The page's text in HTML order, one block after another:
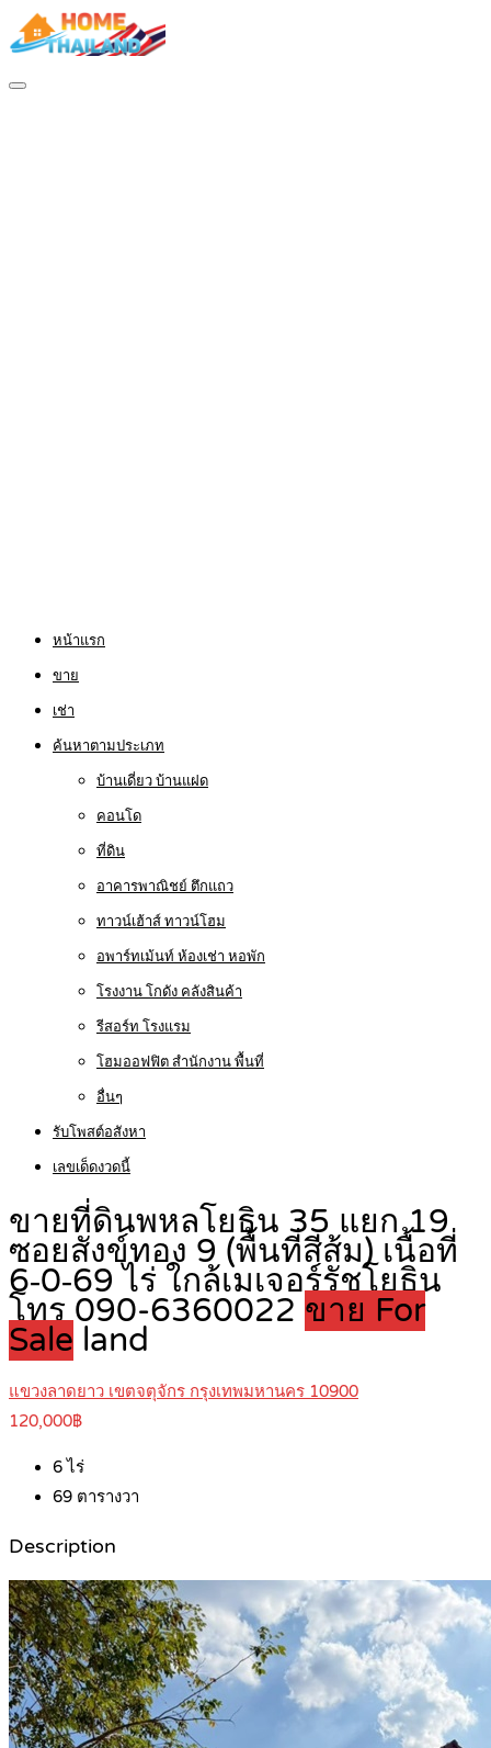
หน้าแรก
ขาย
เช่า
ค้นหาตามประเภท
บ้านเดี่ยว บ้านแฝด
คอนโด
ที่ดิน
อาคารพาณิชย์ ตึกแถว
ทาวน์เฮ้าส์ ทาวน์โฮม
อพาร์ทเม้นท์ ห้องเช่า หอพัก
โรงงาน โกดัง คลังสินค้า
รีสอร์ท โรงแรม
โฮมออฟฟิต สำนักงาน พื้นที่
อื่นๆ
รับโพสต์อสังหา
เลขเด็ดงวดนี้
ขายที่ดินพหลโยธิน 35 แยก 19
ซอยสังข์ทอง 9 (พื้นที่สีส้ม) เนื้อที่
6‑0‑69 ไร่ ใกล้เมเจอร์รัชโยธิน
โทร 090-6360022 ขาย For
Sale land
แขวงลาดยาว เขตจตุจักร กรุงเทพมหานคร 10900
120,000฿
6ไร่
69 ตารางวา
Description